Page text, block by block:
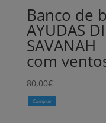
Banco de
AYUDAS
SAVANAH
com
80,00€
Comprar